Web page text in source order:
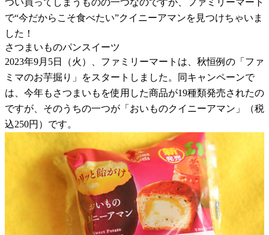
で“今だからこそ食べたい”クイニーアマンを見つけちゃいま
した！
さつまいものパンスイーツ
2023年9月5日（火）、ファミリーマートは、秋恒例の「ファ
ミマのお芋掘り」をスタートしました。同キャンペーンで
は、今年もさつまいもを使用した商品が19種類発売されたの
ですが、そのうちの一つが「おいものクイニーアマン」（税
込250円）です。